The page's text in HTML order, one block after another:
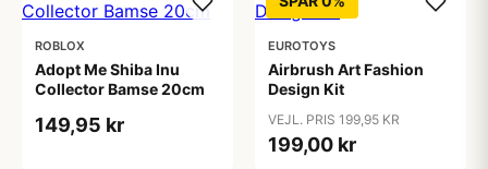
ROBLOX
Adopt Me Shiba Inu
Collector Bamse 20cm
149,95 kr
EUROTOYS
Airbrush Art Fashion
Design Kit
VEJL. PRIS 199,95 KR
199,00 kr